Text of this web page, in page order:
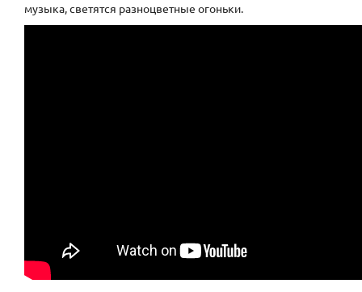
музыка, светятся разноцветные огоньки.